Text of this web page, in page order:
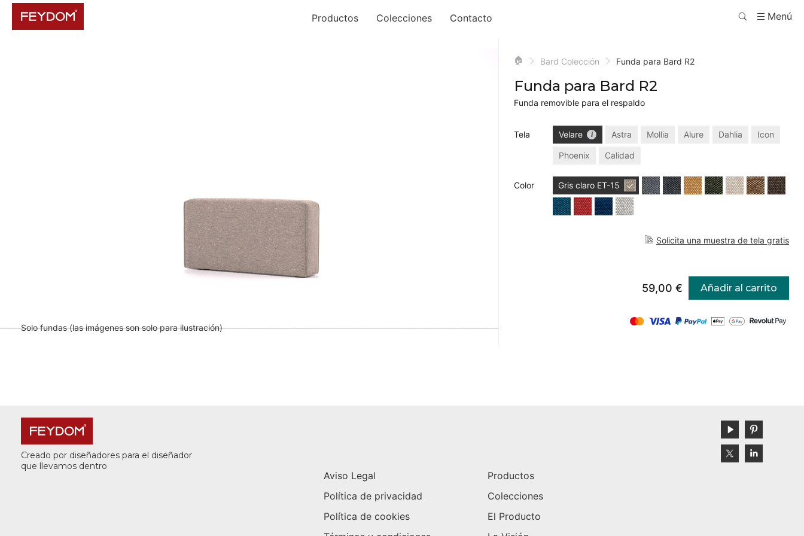
Menú
Productos Colecciones Contacto
Solo fundas (las imágenes son solo para ilustración)
🏠 Bard Colección Funda para Bard R2
Funda para Bard R2
Funda removible para el respaldo
Tela Velare Astra Mollia Alure Dahlia Icon
Phoenix Calidad
Color Gris claro ET-15
Solicita una muestra de tela gratis
59,00 € Añadir al carrito
Creado por diseñadores para el diseñador
que llevamos dentro
Aviso Legal
Política de privacidad
Política de cookies
Productos
Colecciones
El Producto